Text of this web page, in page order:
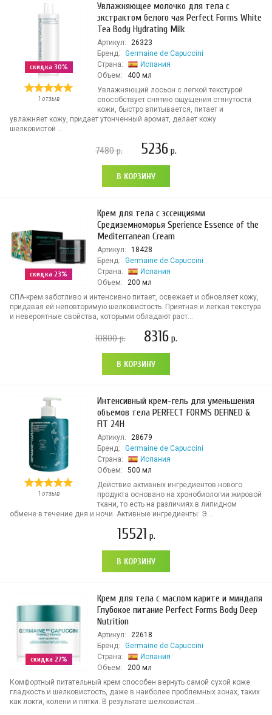
скидка 30%
1 отзыв
Увлажняющее молочко для тела с
экстрактом белого чая Perfect Forms White
Tea Body Hydrating Milk
Артикул:
26323
Бренд:
Germaine de Capuccini
Страна:
Испания
Объем:
400 мл
Увлажняющий лосьон с легкой текстурой
способствует снятию ощущения стянутости
кожи, быстро впитывается, питает и
увлажняет кожу, придает утонченный аромат, делает кожу
шелковистой ...
7480р. 5236 р.
В КОРЗИНУ
скидка 23%
Крем для тела с эссенциями
Средиземноморья Sperience Essence of the
Mediterranean Cream
Артикул:
18428
Бренд:
Germaine de Capuccini
Страна:
Испания
Объем:
200 мл
СПА-крем заботливо и интенсивно питает, освежает и обновляет кожу,
придавая ей неповторимую шелковистость. Приятная и легкая текстура
и невероятные свойства, которыми обладают раст...
10800р. 8316р.
В КОРЗИНУ
1 отзыв
Интенсивный крем-гель для уменьшения
объемов тела PERFECT FORMS DEFINED &
FIT 24H
Артикул:
28679
Бренд:
Germaine de Capuccini
Страна:
Испания
Объем:
500 мл
Действие активных ингредиентов нового
продукта основано на хронобиологии жировой
ткани, то есть на различиях в липидном
обмене в течение дня и ночи. Активные ингредиенты: Э...
15521 р.
В КОРЗИНУ
скидка 27%
Крем для тела с маслом карите и миндаля
Глубокое питание Perfect Forms Body Deep
Nutrition
Артикул:
22618
Бренд:
Germaine de Capuccini
Страна:
Испания
Объем:
200 мл
Комфортный питательный крем способен вернуть самой сухой коже
гладкость и шелковистость, даже в наиболее проблемных зонах, таких
как локти, колени и пятки. В результате шелковистая...